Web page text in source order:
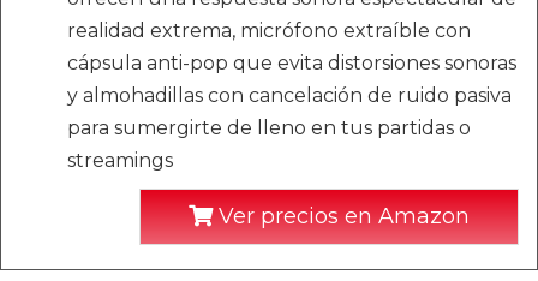
realidad extrema, micrófono extraíble con
cápsula anti-pop que evita distorsiones sonoras
y almohadillas con cancelación de ruido pasiva
para sumergirte de lleno en tus partidas o
streamings
Ver precios en Amazon